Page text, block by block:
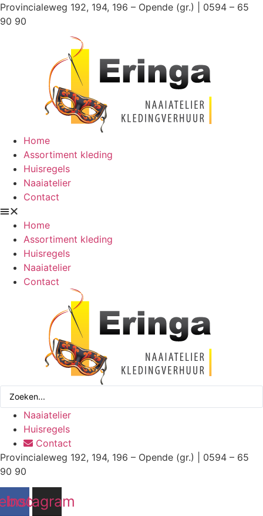
Ga
naar
Provincialeweg 192, 194, 196 – Opende (gr.) | 0594 – 65
90 90
Home
Assortiment kleding
Huisregels
Naaiatelier
Contact
Home
Assortiment kleding
Huisregels
Naaiatelier
Contact
Search
Naaiatelier
Huisregels
Contact
Provincialeweg 192, 194, 196 – Opende (gr.) | 0594 – 65
90 90
Instagram